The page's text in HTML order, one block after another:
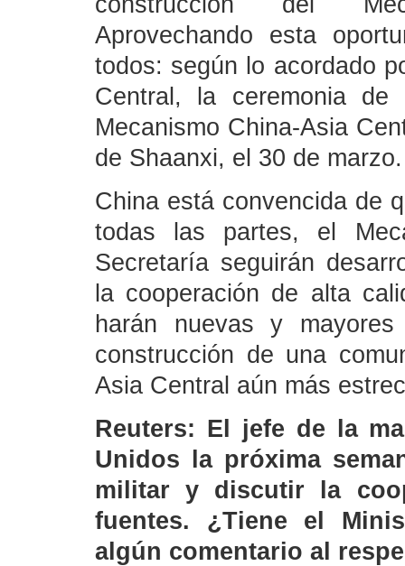
Aprovechando esta
todos: según lo acordado
Central, la ceremonia
Mecanismo China-Asia
de Shaanxi, el 30 de marzo.
China está convencida de
todas las partes, el
Secretaría seguirán
la cooperación de alta
harán nuevas y
construcción de una
Asia Central aún más
Reuters: El jefe de la
Unidos la próxima
militar y discutir la
fuentes. ¿Tiene el
algún comentario al